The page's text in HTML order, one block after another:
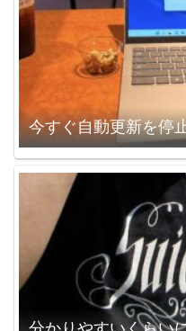
今すぐ自動更新を停